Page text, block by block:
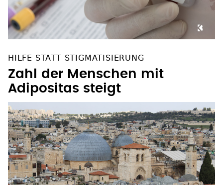
HILFE STATT STIGMATISIERUNG
Zahl der Menschen mit
Adipositas steigt